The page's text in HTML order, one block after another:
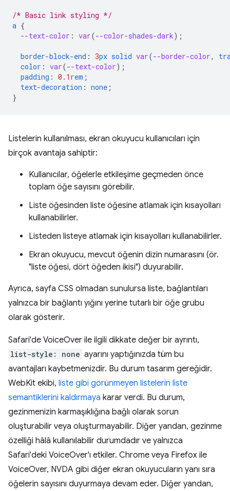
/* Basic link styling */
a {
--text-color : var(--color-shades-dark);
border-block-end : 3px solid var(--border-color,
color : var(--text-color);
padding : 0.1 rem ;
text-decoration : none ;
}
Listelerin kullanılması, ekran okuyucu kullanıcıları için
birçok avantaja sahiptir:
Kullanıcılar, öğelerle etkileşime geçmeden önce
toplam öğe sayısını görebilir.
Liste öğesinden liste öğesine atlamak için kısayolları
kullanabilirler.
Listeden listeye atlamak için kısayolları kullanabilirler.
Ekran okuyucu, mevcut öğenin dizin numarasını (ör.
"liste öğesi, dört öğeden ikisi") duyurabilir.
Ayrıca, sayfa CSS olmadan sunulursa liste, bağlantıları
yalnızca bir bağlantı yığını yerine tutarlı bir öğe grubu
olarak gösterir.
Safari'de VoiceOver ile ilgili dikkate değer bir ayrıntı,
list-style: none ayarını yaptığınızda tüm bu
avantajları kaybetmenizdir. Bu durum tasarım gereğidir.
WebKit ekibi, liste gibi görünmeyen listelerin liste
semantiklerini kaldırmaya karar verdi. Bu durum,
gezinmenizin karmaşıklığına bağlı olarak sorun
oluşturabilir veya oluşturmayabilir. Diğer yandan, gezinme
özelliği hâlâ kullanılabilir durumdadır ve yalnızca
Safari'deki VoiceOver'ı etkiler. Chrome veya Firefox ile
VoiceOver, NVDA gibi diğer ekran okuyucuların yanı sıra
öğelerin sayısını duyurmaya devam eder. Diğer yandan,